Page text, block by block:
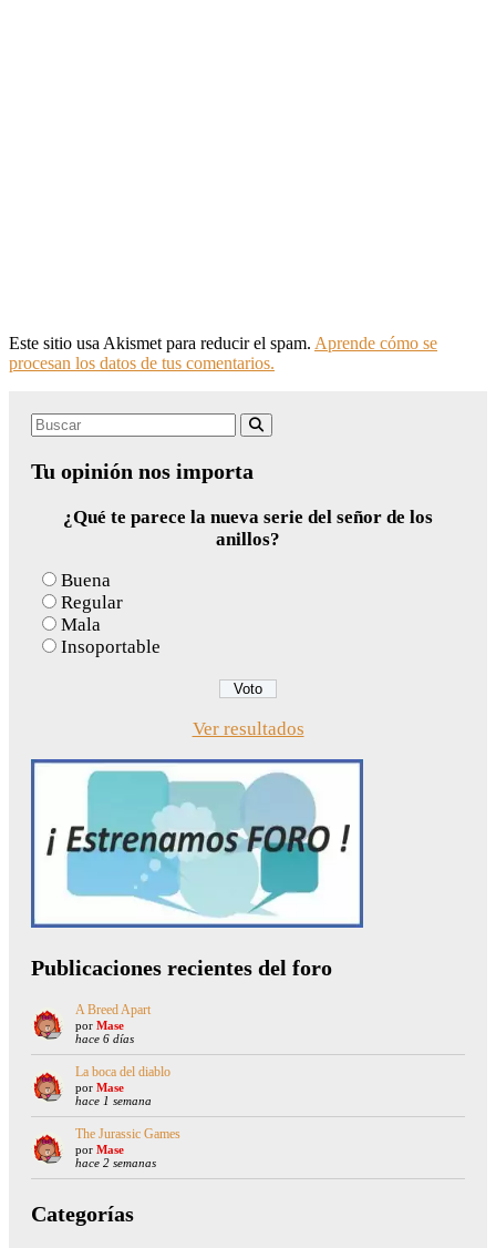
Este sitio usa Akismet para reducir el spam. Aprende cómo se
procesan los datos de tus comentarios.
Search
Tu opinión nos importa
¿Qué te parece la nueva serie del señor de los
anillos?
Buena
Regular
Mala
Insoportable
Ver resultados
Publicaciones recientes del foro
A Breed Apart
por Mase
hace 6 días
La boca del diablo
por Mase
hace 1 semana
The Jurassic Games
por Mase
hace 2 semanas
Categorías